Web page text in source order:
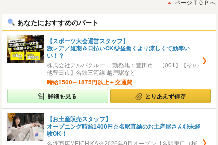
ページＴＯＰへ
あなたにおすすめのパート
【スポーツ大会運営スタッフ】
激レア／短期＆日払いOK◎昼働くより涼しくて効率い
い！？
株式会社アルバクルー 勤務地：豊田市 【001】【その
他豊田市】名鉄三河線 越戸駅など
時給1500～1875円以上＋交通費
詳細を見る とりあえず保存
【お土産販売スタッフ】
オープニング時給1400円☆名駅直結のお土産屋さん◎未経
験OK！
名鉄商店MEICHIKA※2026年9月オープン【名駅東口（桜